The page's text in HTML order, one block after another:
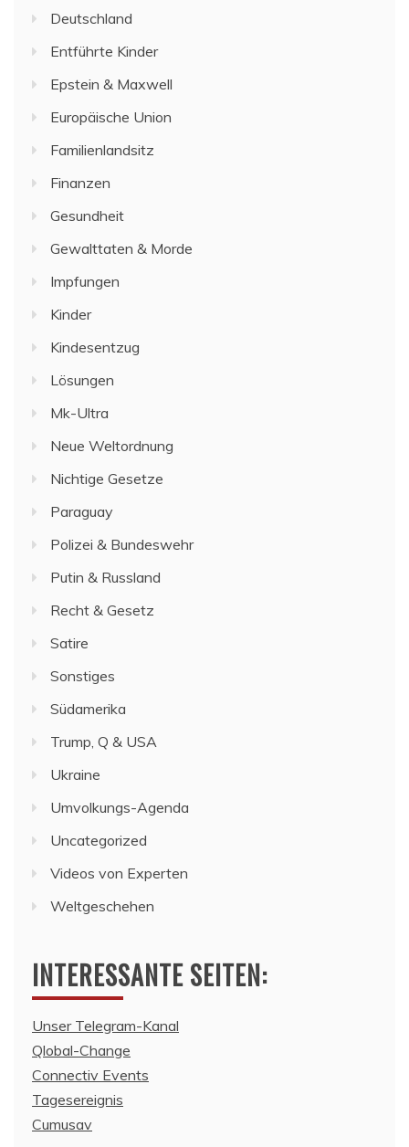
Deutschland
Entführte Kinder
Epstein & Maxwell
Europäische Union
Familienlandsitz
Finanzen
Gesundheit
Gewalttaten & Morde
Impfungen
Kinder
Kindesentzug
Lösungen
Mk-Ultra
Neue Weltordnung
Nichtige Gesetze
Paraguay
Polizei & Bundeswehr
Putin & Russland
Recht & Gesetz
Satire
Sonstiges
Südamerika
Trump, Q & USA
Ukraine
Umvolkungs-Agenda
Uncategorized
Videos von Experten
Weltgeschehen
INTERESSANTE SEITEN:
Unser Telegram-Kanal
Qlobal-Change
Connectiv Events
Tagesereignis
Cumusav